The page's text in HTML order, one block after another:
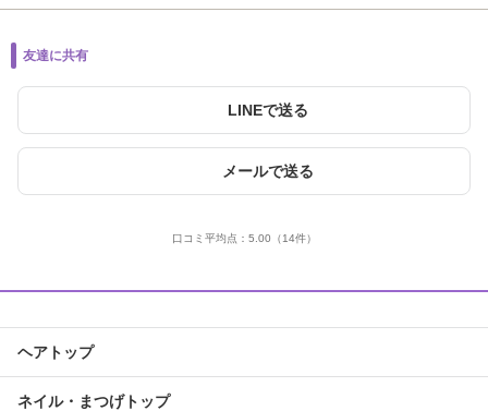
友達に共有
LINEで送る
メールで送る
口コミ平均点： 5.00 （14件）
ヘアトップ
ネイル・まつげトップ